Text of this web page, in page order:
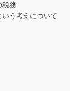
税務
う考えについて